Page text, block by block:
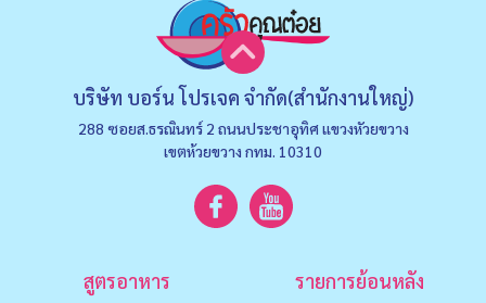
บริษัท บอร์น โปรเจค จำกัด(สำนักงานใหญ่)
288 ซอยส.ธรณินทร์ 2 ถนนประชาอุทิศ แขวงหัวยขวาง
เขตห้วยขวาง กทม. 10310
สูตรอาหาร รายการย้อนหลัง